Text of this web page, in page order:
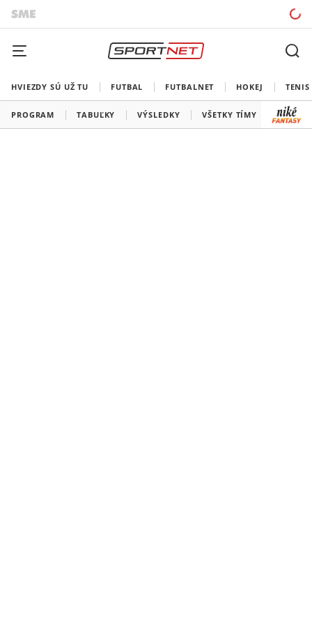
HVIEZDY SÚ UŽ TU FUTBAL FUTBALNET HOKEJ TENIS
PROGRAM TABUĽKY VÝSLEDKY VŠETKY TÍMY